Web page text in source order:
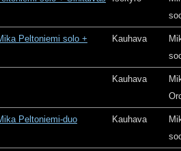
Peltoniemi solo +
Kauhava
Kauhava
Peltoniemi-duo Kauhava